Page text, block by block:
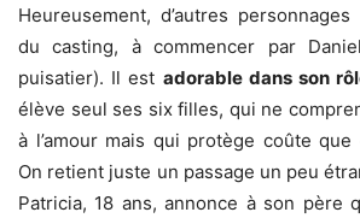
Heureusement, d’autres
du casting, à commencer par
puisatier). Il est adorable dans son
élève seul ses six filles, qui ne
à l’amour mais qui protège coûte
On retient juste un passage un peu
Patricia, 18 ans, annonce à son père